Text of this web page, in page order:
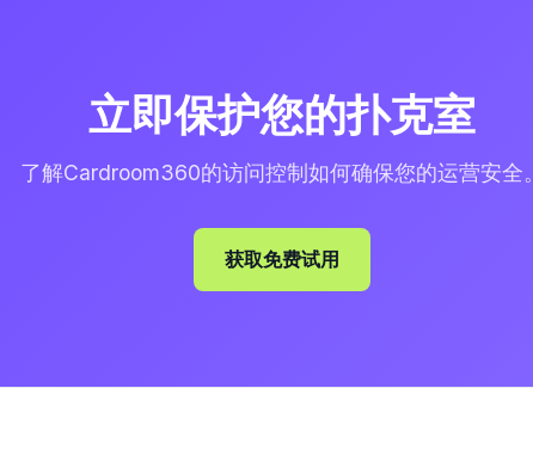
立即保护您的扑克室
了解Cardroom360的访问控制如何确保您的运营安全。
获取免费试用